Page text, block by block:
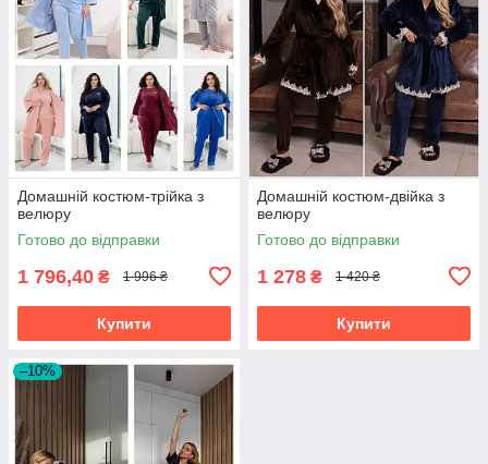
Домашній костюм-трійка з
велюру
Готово до відправки
1 796,40 ₴ 1 996 ₴
Купити
Домашній костюм-двійка з
велюру
Готово до відправки
1 278 ₴ 1 420 ₴
Купити
–10%